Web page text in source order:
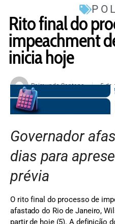
Rito final do
impeachment
inicia hoje
Raimundo Santana 5 de
Governador
dias para
prévia
O rito final do processo de
afastado do Rio de Janeiro,
partir de hoje (5). A definição